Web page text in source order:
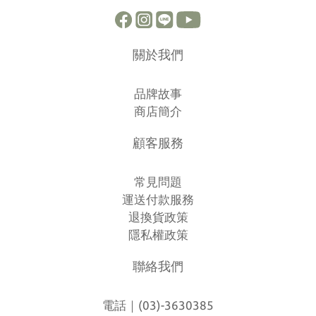
關於我們
品牌故事
商店簡介
顧客服務
常見問題
運送付款服務
退換貨政策
隱私權政策
聯絡我們
電話｜(03)-3630385